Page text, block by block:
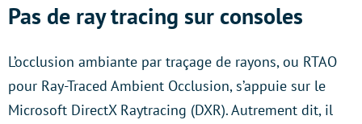
Pas de ray tracing sur consoles
L’occlusion ambiante par traçage de rayons, ou RTAO
pour Ray-Traced Ambient Occlusion, s’appuie sur le
Microsoft DirectX Raytracing (DXR). Autrement dit, il